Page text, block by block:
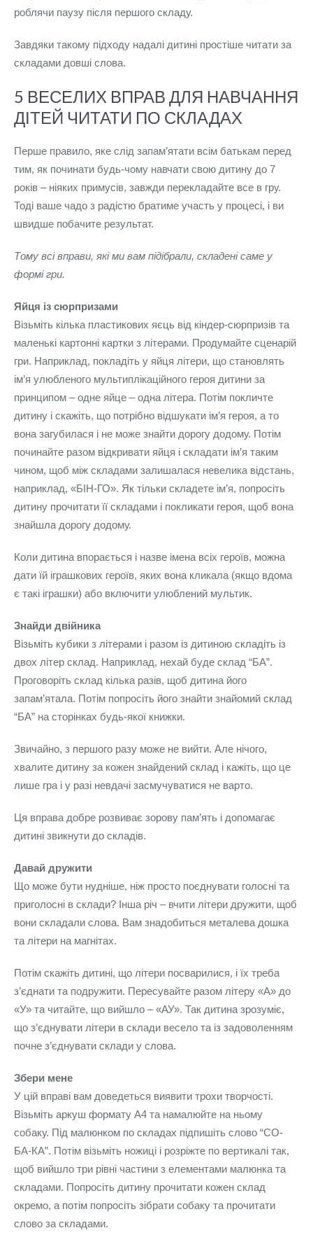
роблячи паузу після першого складу.
Завдяки такому підходу надалі дитині простіше читати за
складами довші слова.
5 ВЕСЕЛИХ ВПРАВ ДЛЯ НАВЧАННЯ
ДІТЕЙ ЧИТАТИ ПО СКЛАДАХ
Перше правило, яке слід запам’ятати всім батькам перед
тим, як починати будь-чому навчати свою дитину до 7
років – ніяких примусів, завжди перекладайте все в гру.
Тоді ваше чадо з радістю братиме участь у процесі, і ви
швидше побачите результат.
Тому всі вправи, які ми вам підібрали, складені саме у
формі гри.
Яйця із сюрпризами
Візьміть кілька пластикових яєць від кіндер-сюрпризів та
маленькі картонні картки з літерами. Продумайте сценарій
гри. Наприклад, покладіть у яйця літери, що становлять
ім’я улюбленого мультиплікаційного героя дитини за
принципом – одне яйце – одна літера. Потім покличте
дитину і скажіть, що потрібно відшукати ім’я героя, а то
вона загубилася і не може знайти дорогу додому. Потім
починайте разом відкривати яйця і складати ім’я таким
чином, щоб між складами залишалася невелика відстань,
наприклад, «БІН-ГО». Як тільки складете ім’я, попросіть
дитину прочитати її складами і покликати героя, щоб вона
знайшла дорогу додому.
Коли дитина впорається і назве імена всіх героїв, можна
дати їй іграшкових героїв, яких вона кликала (якщо вдома
є такі іграшки) або включити улюблений мультик.
Знайди двійника
Візьміть кубики з літерами і разом із дитиною складіть із
двох літер склад. Наприклад, нехай буде склад “БА”.
Проговоріть склад кілька разів, щоб дитина його
запам’ятала. Потім попросіть його знайти знайомий склад
“БА” на сторінках будь-якої книжки.
Звичайно, з першого разу може не вийти. Але нічого,
хвалите дитину за кожен знайдений склад і кажіть, що це
лише гра і у разі невдачі засмучуватися не варто.
Ця вправа добре розвиває зорову пам’ять і допомагає
дитині звикнути до складів.
Давай дружити
Що може бути нудніше, ніж просто поєднувати голосні та
приголосні в склади? Інша річ – вчити літери дружити, щоб
вони складали слова. Вам знадобиться металева дошка
та літери на магнітах.
Потім скажіть дитині, що літери посварилися, і їх треба
з’єднати та подружити. Пересувайте разом літеру «А» до
«У» та читайте, що вийшло – «АУ». Так дитина зрозуміє,
що з’єднувати літери в склади весело та із задоволенням
почне з’єднувати склади у слова.
Збери мене
У цій вправі вам доведеться виявити трохи творчості.
Візьміть аркуш формату А4 та намалюйте на ньому
собаку. Під малюнком по складах підпишіть слово “СО-
БА-КА”. Потім візьміть ножиці і розріжте по вертикалі так,
щоб вийшло три рівні частини з елементами малюнка та
складами. Попросіть дитину прочитати кожен склад
окремо, а потім попросіть зібрати собаку та прочитати
слово за складами.